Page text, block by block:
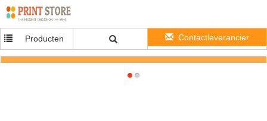
Producten Contactleverancier
Brede LEIDENE van het Inputvoltage Vlek Gloeilampen 15 Watts Ra80, Par30-LEIDENE
Schijnwerper